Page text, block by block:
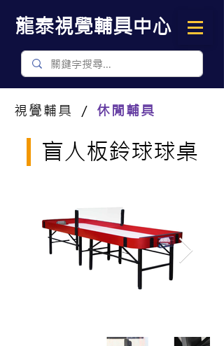
​龍泰視覺輔具中心
視覺輔具 ／ 休閒輔具
盲人板鈴球球桌